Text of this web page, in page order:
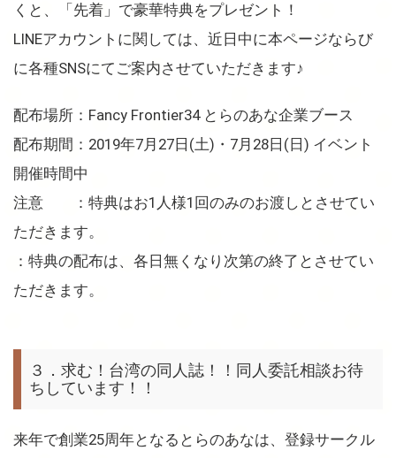
くと、「先着」で豪華特典をプレゼント！
LINEアカウントに関しては、近日中に本ページならび
に各種SNSにてご案内させていただきます♪
配布場所：Fancy Frontier34 とらのあな企業ブース
配布期間：2019年7月27日(土)・7月28日(日) イベント
開催時間中
注意 ：特典はお1人様1回のみのお渡しとさせてい
ただきます。
：特典の配布は、各日無くなり次第の終了とさせてい
ただきます。
３．求む！台湾の同人誌！！同人委託相談お待
ちしています！！
来年で創業25周年となるとらのあなは、登録サークル